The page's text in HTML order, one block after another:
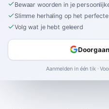
Spaanse
Belangrijkste
Bewaar woorden in je
Slimme herhaling op het
Volg wat je hebt geleerd
Aanmelden in één tik ·